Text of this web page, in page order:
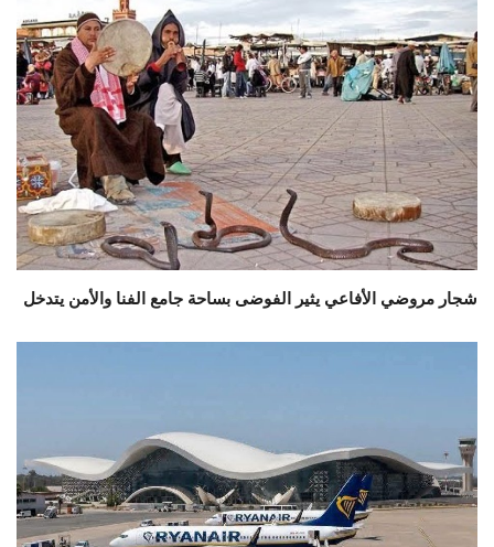
شجار مروضي الأفاعي يثير الفوضى بساحة جامع الفنا والأمن يتدخل